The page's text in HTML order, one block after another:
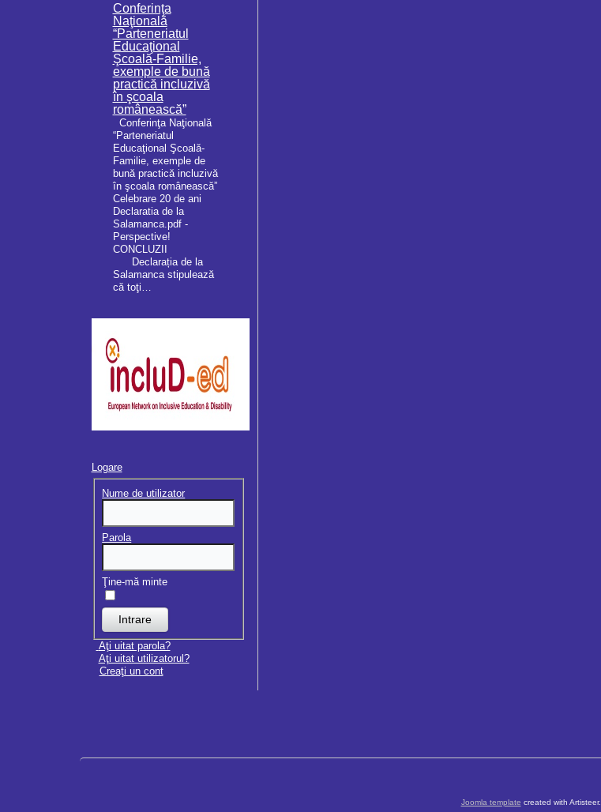
Conferinţa
Naţională
“Parteneriatul
Educaţional
Şcoală-Familie,
exemple de bună
practică incluzivă
în şcoala
românească”
Conferinţa Naţională
“Parteneriatul
Educaţional Şcoală-
Familie, exemple de
bună practică incluzivă
în şcoala românească”
Celebrare 20 de ani
Declaratia de la
Salamanca.pdf -
Perspective!
CONCLUZII
Declarația de la
Salamanca stipulează
că toţi…
Logare
Nume de utilizator
Parola
Ţine-mă minte
Aţi uitat parola?
Aţi uitat utilizatorul?
Creaţi un cont
Joomla template created with Artisteer.